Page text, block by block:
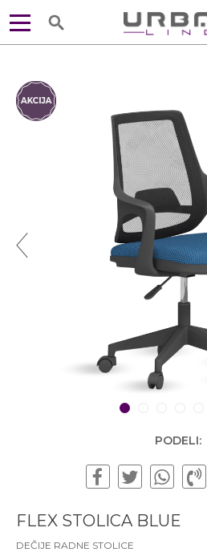
1
PODELI:
FLEX STOLICA BLUE
DEČIJE RADNE STOLICE
Za